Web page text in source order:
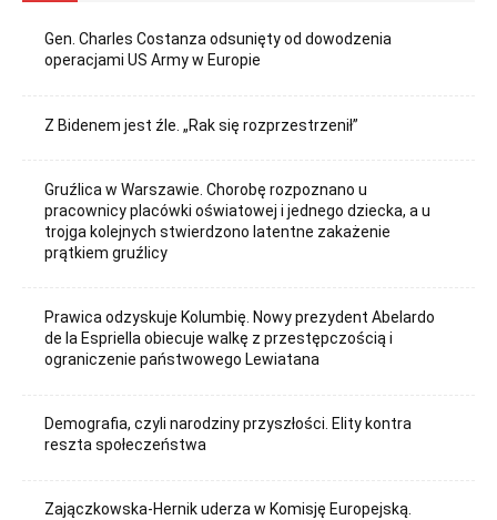
Gen. Charles Costanza odsunięty od dowodzenia
operacjami US Army w Europie
Z Bidenem jest źle. „Rak się rozprzestrzenił”
Gruźlica w Warszawie. Chorobę rozpoznano u
pracownicy placówki oświatowej i jednego dziecka, a u
trojga kolejnych stwierdzono latentne zakażenie
prątkiem gruźlicy
Prawica odzyskuje Kolumbię. Nowy prezydent Abelardo
de la Espriella obiecuje walkę z przestępczością i
ograniczenie państwowego Lewiatana
Demografia, czyli narodziny przyszłości. Elity kontra
reszta społeczeństwa
Zajączkowska-Hernik uderza w Komisję Europejską.